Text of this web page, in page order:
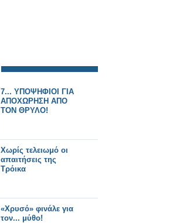
7... ΥΠΟΨΗΦΙΟΙ ΓΙΑ
ΑΠΟΧΩΡΗΣΗ ΑΠΟ
ΤΟΝ ΘΡΥΛΟ!
Χωρίς τελειωμό οι
απαιτήσεις της
Τρόικα
«Χρυσό» φινάλε για
τον... μύθο!